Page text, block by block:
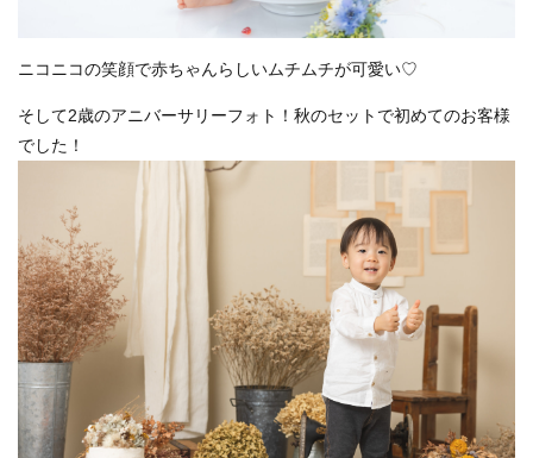
ニコニコの笑顔で赤ちゃんらしいムチムチが可愛い♡
そして2歳のアニバーサリーフォト！秋のセットで初めてのお客様
でした！